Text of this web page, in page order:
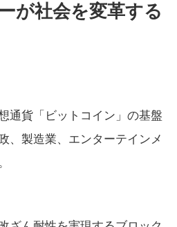
が社会を変革する
通貨「ビットコイン」の基盤
、製造業、エンターテインメ